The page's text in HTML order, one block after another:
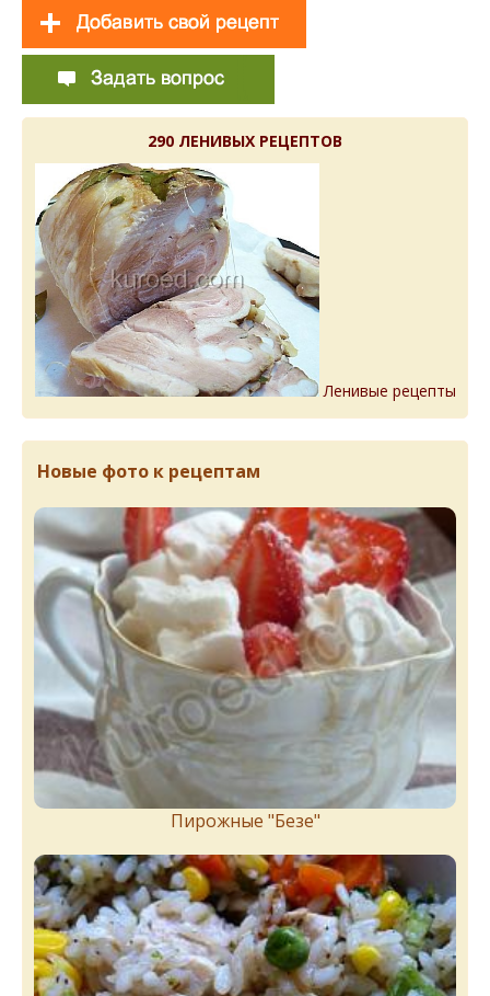
290 ЛЕНИВЫХ РЕЦЕПТОВ
Ленивые рецепты
Новые фото к рецептам
Пирожныe "Бeзe"